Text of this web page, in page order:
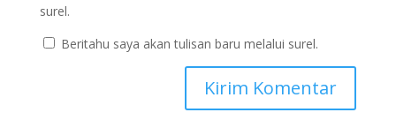
surel.
Beritahu saya akan tulisan baru melalui surel.